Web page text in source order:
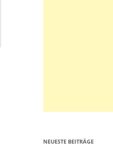
NEUESTE BEITRÄGE